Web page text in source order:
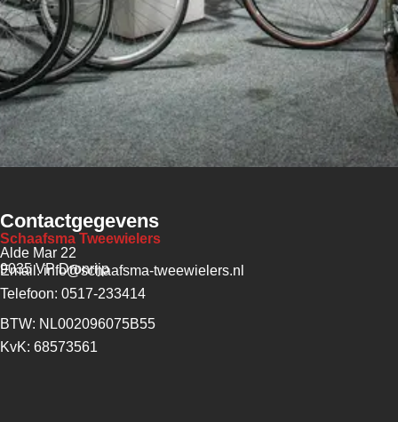
Contactgegevens
Schaafsma Tweewielers
Alde Mar 22
9035 VP Dronrijp
Email: info@schaafsma-tweewielers.nl
Telefoon: 0517-233414
BTW: NL002096075B55
KvK: 68573561